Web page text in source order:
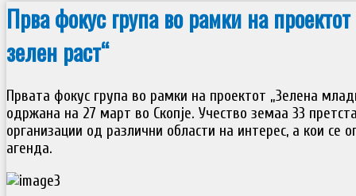
Прва фокус група во рамки на
зелен раст“
Првата фокус група во рамки на проектот „Зелена
одржана на 27 март во Скопје. Учество земаа 33
организации од различни области на интерес, а кои се
агенда.